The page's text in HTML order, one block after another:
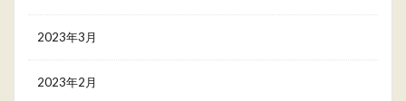
2023年3月
2023年2月